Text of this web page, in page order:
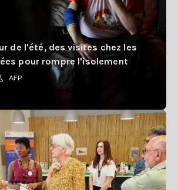
de l'été, des visites chez les
pour rompre l'isolement
AFP